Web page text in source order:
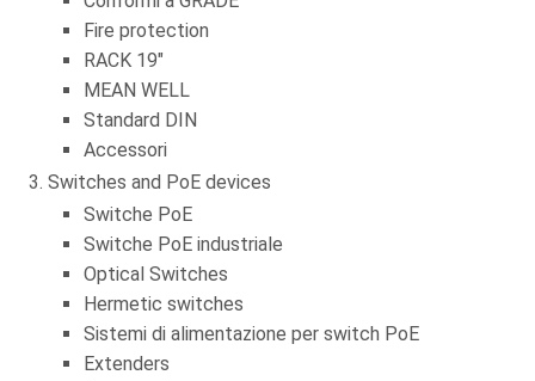
Fire protection
RACK 19"
MEAN WELL
Standard DIN
Accessori
Switches and PoE devices
Switche PoE
Switche PoE industriale
Optical Switches
Hermetic switches
Sistemi di alimentazione per switch PoE
Extenders